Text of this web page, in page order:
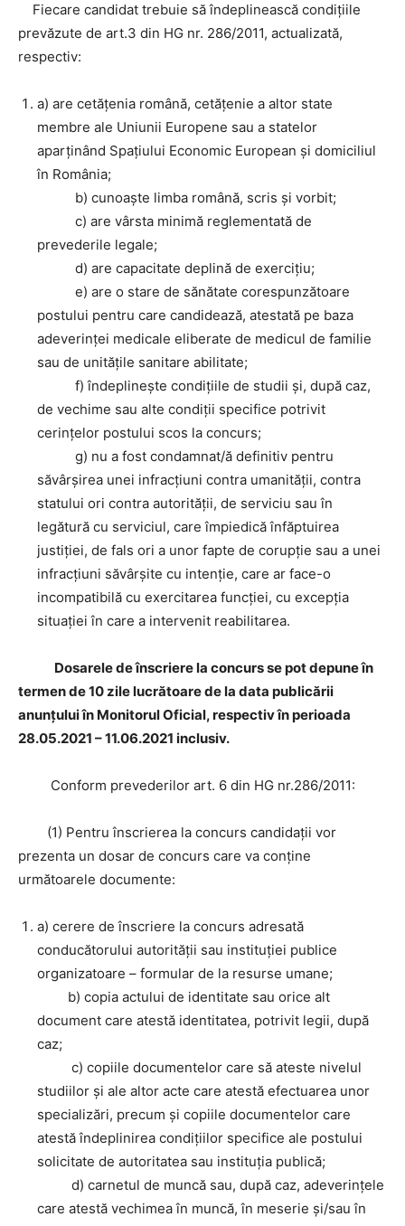
Fiecare candidat trebuie să îndeplinească condițiile
prevăzute de art.3 din HG nr. 286/2011, actualizată,
respectiv:
a) are cetăţenia română, cetăţenie a altor state
membre ale Uniunii Europene sau a statelor
aparţinând Spaţiului Economic European şi domiciliul
în România;
b) cunoaşte limba română, scris şi vorbit;
c) are vârsta minimă reglementată de
prevederile legale;
d) are capacitate deplină de exerciţiu;
e) are o stare de sănătate corespunzătoare
postului pentru care candidează, atestată pe baza
adeverinţei medicale eliberate de medicul de familie
sau de unităţile sanitare abilitate;
f) îndeplineşte condiţiile de studii şi, după caz,
de vechime sau alte condiţii specifice potrivit
cerinţelor postului scos la concurs;
g) nu a fost condamnat/ă definitiv pentru
săvârşirea unei infracţiuni contra umanităţii, contra
statului ori contra autorităţii, de serviciu sau în
legătură cu serviciul, care împiedică înfăptuirea
justiţiei, de fals ori a unor fapte de corupţie sau a unei
infracţiuni săvârşite cu intenţie, care ar face-o
incompatibilă cu exercitarea funcţiei, cu excepţia
situaţiei în care a intervenit reabilitarea.
Dosarele de înscriere la concurs se pot depune în
termen de 10 zile lucrătoare de la data publicării
anunţului în Monitorul Oficial, respectiv în perioada
28.05.2021 – 11.06.2021 inclusiv.
Conform prevederilor art. 6 din HG nr.286/2011:
(1) Pentru înscrierea la concurs candidaţii vor
prezenta un dosar de concurs care va conţine
următoarele documente:
a) cerere de înscriere la concurs adresată
conducătorului autorităţii sau instituţiei publice
organizatoare – formular de la resurse umane;
b) copia actului de identitate sau orice alt
document care atestă identitatea, potrivit legii, după
caz;
c) copiile documentelor care să ateste nivelul
studiilor şi ale altor acte care atestă efectuarea unor
specializări, precum şi copiile documentelor care
atestă îndeplinirea condiţiilor specifice ale postului
solicitate de autoritatea sau instituţia publică;
d) carnetul de muncă sau, după caz, adeverinţele
care atestă vechimea în muncă, în meserie şi/sau în